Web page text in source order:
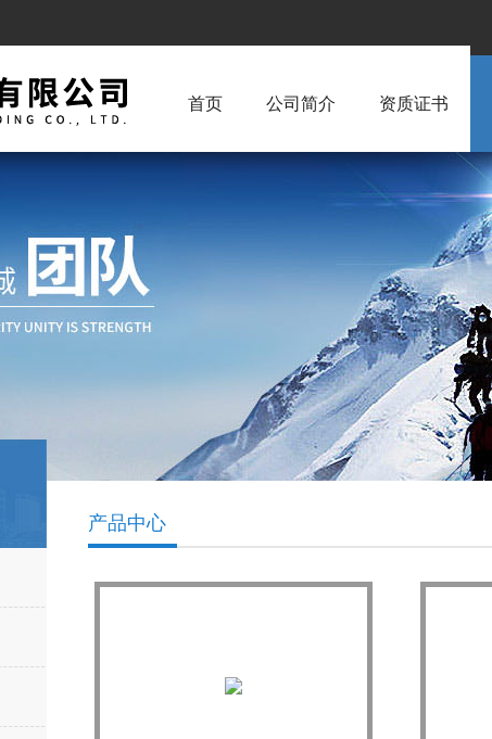
首页 公司简介 资质证书
产品中心